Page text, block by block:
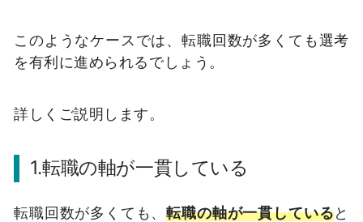
このようなケースでは、転職回数が多くても選考
を有利に進められるでしょう。
詳しくご説明します。
1.転職の軸が一貫している
転職回数が多くても、転職の軸が一貫していると